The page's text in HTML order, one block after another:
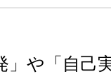
」や「自己